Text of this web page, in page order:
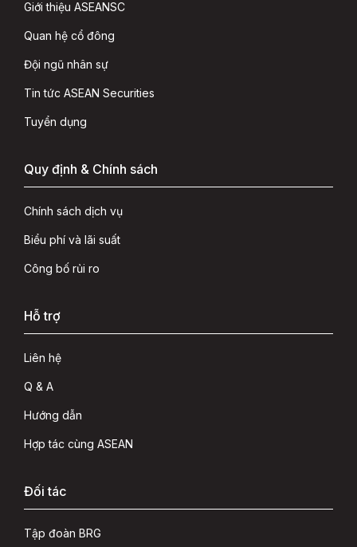
Giới thiệu ASEANSC
Quan hệ cổ đông
Đội ngũ nhân sự
Tin tức ASEAN Securities
Tuyển dụng
Quy định & Chính sách
Chính sách dịch vụ
Biểu phí và lãi suất
Công bố rủi ro
Hỗ trợ
Liên hệ
Q & A
Hướng dẫn
Hợp tác cùng ASEAN
Đối tác
Tập đoàn BRG